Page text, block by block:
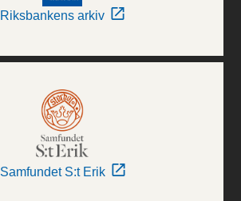
Riksbankens arkiv
Samfundet S:t Erik